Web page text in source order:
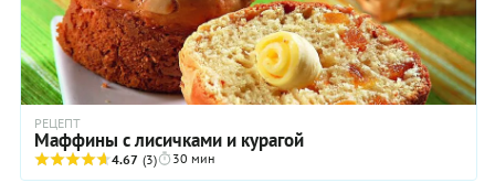
РЕЦЕПТ
Маффины с лисичками и курагой
4.67 (3) 30 мин